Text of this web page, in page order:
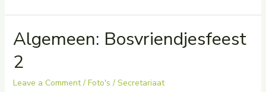
Ark
van
Noë
Algemeen: Bosvriendjesfeest
2
Leave a Comment / Foto's / Secretariaat